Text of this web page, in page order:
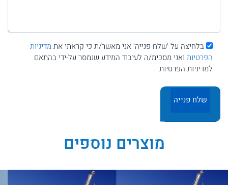
בלחיצה על 'שלח פנייה' אני מאשר/ת כי קראתי את מדיניות
הפרטיות ואני מסכימ/ה לעיבוד המידע שנמסר על-ידי בהתאם
למדיניות הפרטיות
מוצרים נוספים